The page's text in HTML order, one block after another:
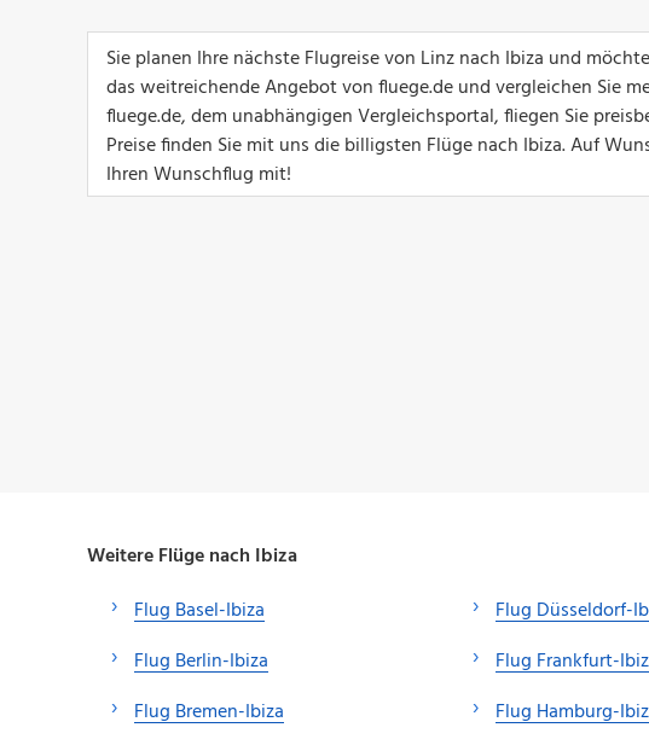
Sie planen Ihre nächste Flugreise von Linz nach Ibiza und
das weitreichende Angebot von fluege.de und vergleichen Sie
fluege.de, dem unabhängigen Vergleichsportal, fliegen Sie
Preise finden Sie mit uns die billigsten Flüge nach Ibiza. Auf
Ihren Wunschflug mit!
Weitere Flüge nach Ibiza
Flug Basel-Ibiza
Flug Berlin-Ibiza
Flug Bremen-Ibiza
Flug Düsseldorf-
Flug Frankfurt-
Flug Hamburg-